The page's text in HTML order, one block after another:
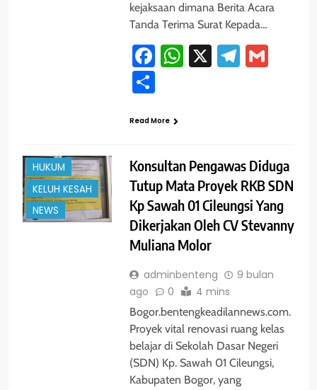
kejaksaan dimana Berita Acara
Tanda Terima Surat Kepada…
Facebook
WhatsApp
X
Share
Read More
HUKUM
KELUH KESAH
NEWS
Konsultan Pengawas Diduga
Tutup Mata Proyek RKB SDN
Kp Sawah 01 Cileungsi Yang
Dikerjakan Oleh CV Stevanny
Muliana Molor
adminbenteng
9 bulan
ago
0 4 mins
Bogor.bentengkeadilannews.com.
Proyek vital renovasi ruang kelas
belajar di Sekolah Dasar Negeri
(SDN) Kp. Sawah 01 Cileungsi,
Kabupaten Bogor, yang